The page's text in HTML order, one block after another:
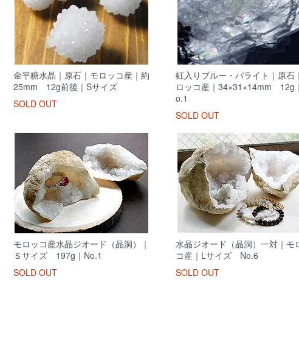
金平糖水晶｜原石｜モロッコ産｜約
25mm 12g前後｜Sサイズ
SOLD OUT
虹入りブルー・バライト｜原石
ロッコ産｜34×31×14mm 12g
o.1
SOLD OUT
モロッコ産水晶ジオード（晶洞）｜
Ｓサイズ 197g｜No.1
SOLD OUT
水晶ジオード（晶洞）一対｜モ
コ産｜Lサイズ No.6
SOLD OUT